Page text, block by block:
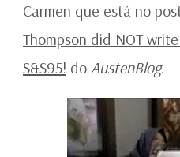
Carmen que está no
Thompson did NOT
S&S95! do AustenBlog.